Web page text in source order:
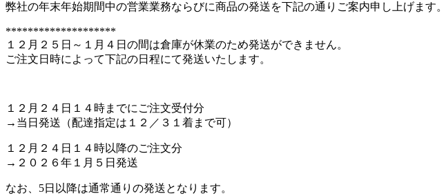
弊社の年末年始期間中の営業業務ならびに商品の発送を下記の通りご案内申し上げます。
********************
１２月２５日～１月４日の間は倉庫が休業のため発送ができません。
ご注文日時によって下記の日程にて発送いたします。
１２月２４日１４時までにご注文受付分
→当日発送（配達指定は１２／３１着まで可）
１２月２４日１４時以降のご注文分
→２０２６年１月５日発送
なお、5日以降は通常通りの発送となります。